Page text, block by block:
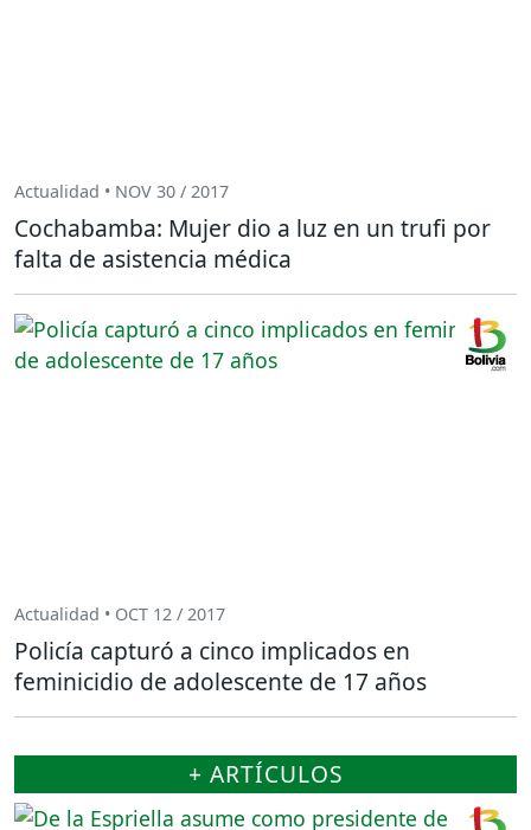
Actualidad • NOV 30 / 2017
Cochabamba: Mujer dio a luz en un trufi por
falta de asistencia médica
Actualidad • OCT 12 / 2017
Policía capturó a cinco implicados en
feminicidio de adolescente de 17 años
+ ARTÍCULOS